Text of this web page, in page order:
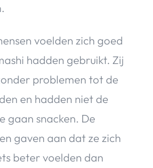
voelden zich goed
hadden gebruikt. Zij
problemen tot de
en hadden niet de
gaan snacken. De
gaven aan dat ze zich
beter voelden dan